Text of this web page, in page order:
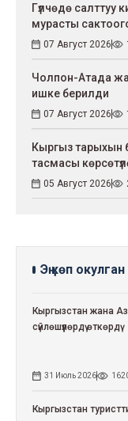
Гүлчөдө салттуу
мурасты
07 Август 2026
Чолпон-Атада
ишке берилди
07 Август 2026
Кыргыз тарыхын
тасмасы
05 Август 2026
Эң көп окулган
Кыргызстан жана
сүйлөшүүлөрдү өткөрдү
31 Июль 2026
Кыргызстан